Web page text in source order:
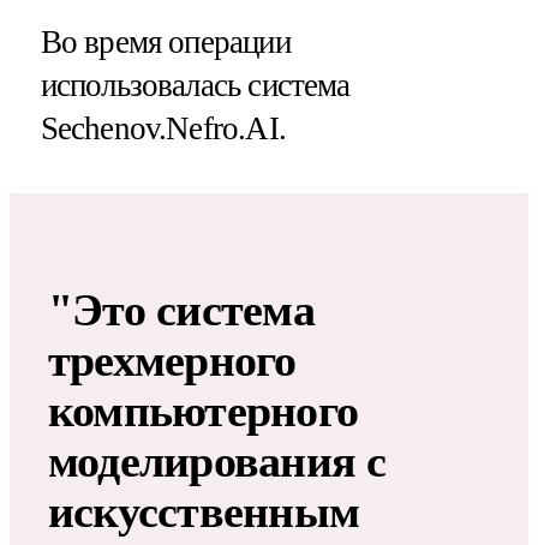
Во время операции
использовалась система
Sechenov.Nefro.AI.
"Это система
трехмерного
компьютерного
моделирования с
искусственным